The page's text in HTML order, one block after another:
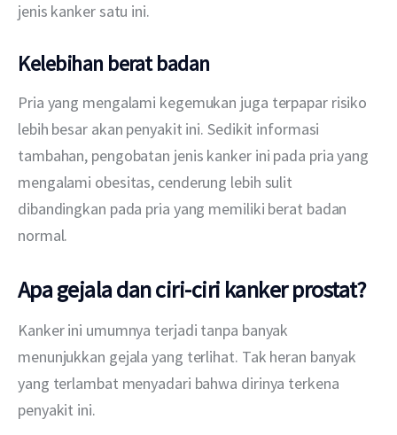
jenis kanker satu ini.
Kelebihan berat badan
Pria yang mengalami kegemukan juga terpapar risiko
lebih besar akan penyakit ini. Sedikit informasi
tambahan, pengobatan jenis kanker ini pada pria yang
mengalami obesitas, cenderung lebih sulit
dibandingkan pada pria yang memiliki berat badan
normal.
Apa gejala dan ciri-ciri kanker prostat?
Kanker ini umumnya terjadi tanpa banyak
menunjukkan gejala yang terlihat. Tak heran banyak
yang terlambat menyadari bahwa dirinya terkena
penyakit ini.